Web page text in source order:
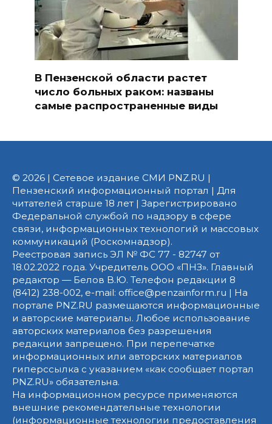
В Пензенской области растет
число больных раком: названы
самые распространенные виды
© 2026 | Сетевое издание СМИ PNZ.RU |
Пензенский информационный портал | Для
читателей старше 18 лет | Зарегистрировано
Федеральной службой по надзору в сфере
связи, информационных технологий и массовых
коммуникаций (Роскомнадзор).
Реестровая запись ЭЛ № ФС 77 - 82747 от
18.02.2022 года. Учредитель ООО «ПНЗ». Главный
редактор — Белов В.Ю. Телефон редакции 8
(8412) 238-002, e-mail: office@penzainform.ru | На
портале PNZ.RU размещаются информационные
и авторские материалы. Любое использование
авторских материалов без разрешения
редакции запрещено. При перепечатке
информационных или авторских материалов
гиперссылка с указанием «как сообщает портал
PNZ.RU» обязательна.
На информационном ресурсе применяются
внешние рекомендательные технологии
(информационные технологии предоставления